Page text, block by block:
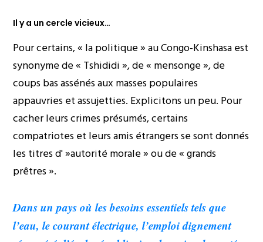
Il y a un cercle vicieux…
Pour certains, « la politique » au Congo-Kinshasa est
synonyme de « Tshididi », de « mensonge », de
coups bas assénés aux masses populaires
appauvries et assujetties. Explicitons un peu. Pour
cacher leurs crimes présumés, certains
compatriotes et leurs amis étrangers se sont donnés
les titres d' »autorité morale » ou de « grands
prêtres ».
Dans un pays où les besoins essentiels tels que
l’eau, le courant électrique, l’emploi dignement